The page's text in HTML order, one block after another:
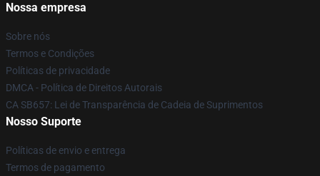
Nossa empresa
Sobre nós
Termos e Condições
Políticas de privacidade
DMCA - Política de Direitos Autorais
CA SB657: Lei de Transparência de Cadeia de Suprimentos
Nosso Suporte
Políticas de envio e entrega
Termos de pagamento